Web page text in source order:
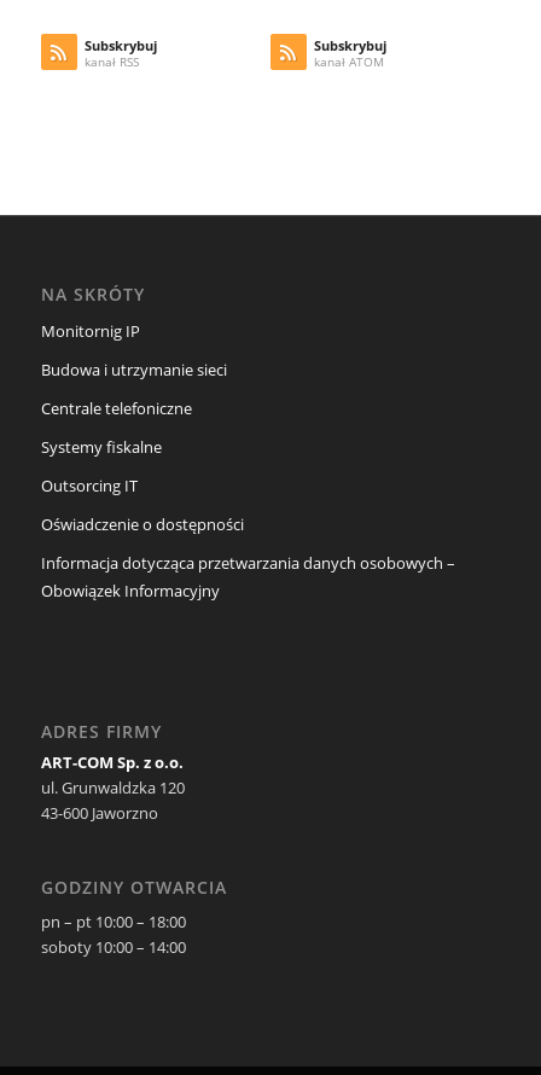
Subskrybuj
kanał RSS
Subskrybuj
kanał ATOM
NA SKRÓTY
Monitornig IP
Budowa i utrzymanie sieci
Centrale telefoniczne
Systemy fiskalne
Outsorcing IT
Oświadczenie o dostępności
Informacja dotycząca przetwarzania danych osobowych –
Obowiązek Informacyjny
ADRES FIRMY
ART-COM Sp. z o.o.
ul. Grunwaldzka 120
43-600 Jaworzno
GODZINY OTWARCIA
pn – pt 10:00 – 18:00
soboty 10:00 – 14:00